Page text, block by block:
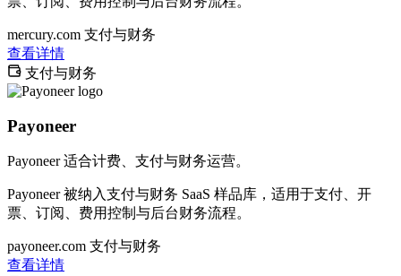
mercury.com 支付与财务
查看详情
支付与财务
Payoneer
Payoneer 适合计费、支付与财务运营。
Payoneer 被纳入支付与财务 SaaS 样品库，适用于支付、开
票、订阅、费用控制与后台财务流程。
payoneer.com 支付与财务
查看详情